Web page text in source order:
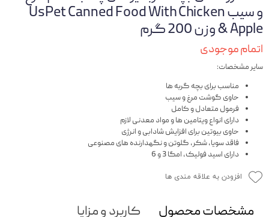
و سیب UsPet Canned Food With Chicken
& Apple وزن 200 گرم
اتمام موجودی
سایر مشخصات:
مناسب برای بچه گربه ها
حاوی گوشت مرغ و سیب
فرمول متعادل و کامل
دارای انواع ویتامین ها و مواد معدنی لازم
حاوی بیوتین برای افزایش شادابی و انرژی
فاقد سویا، شکر، گلوتن و نگهدارنده های مصنوعی
دارای اسید فولیک، امگا 3 و 6
افزودن به علاقه مندی ها
مشخصات محصول
کاربرد و مزایا